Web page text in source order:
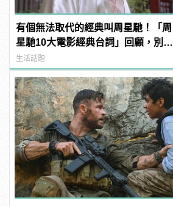
有個無法取代的經典叫周星馳！「周
星馳10大電影經典台詞」回顧，別說
不記得了！
生活話題